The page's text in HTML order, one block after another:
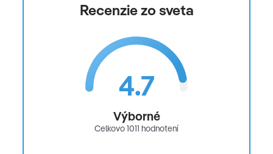
Recenzie zo sveta
4.7
Výborné
Celkovo 1011 hodnotení